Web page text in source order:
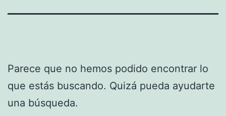
Parece que no hemos podido encontrar lo
que estás buscando. Quizá pueda ayudarte
una búsqueda.